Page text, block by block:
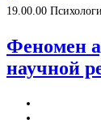
19.00.00
Феномен
научной